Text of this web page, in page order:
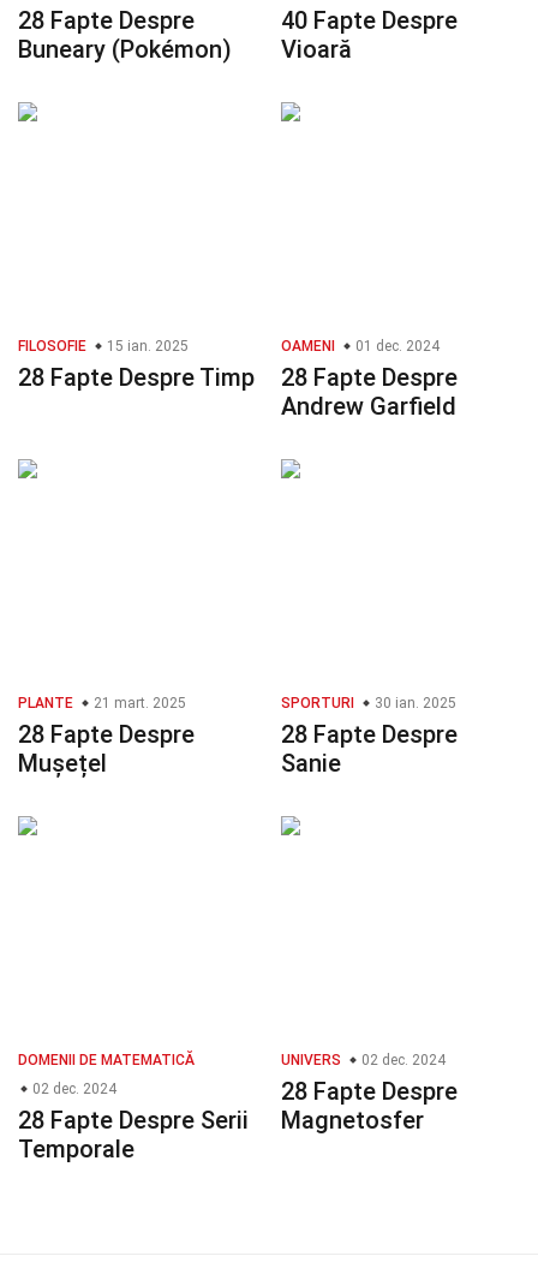
28 Fapte Despre
Buneary (Pokémon)
40 Fapte Despre
Vioară
FILOSOFIE 15 ian. 2025
28 Fapte Despre Timp
OAMENI 01 dec. 2024
28 Fapte Despre
Andrew Garfield
PLANTE 21 mart. 2025
28 Fapte Despre
Mușețel
SPORTURI 30 ian. 2025
28 Fapte Despre
Sanie
DOMENII DE MATEMATICĂ
02 dec. 2024
28 Fapte Despre Serii
Temporale
UNIVERS 02 dec. 2024
28 Fapte Despre
Magnetosfer